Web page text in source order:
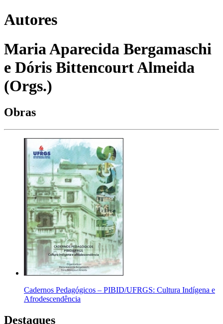
Autores
Maria Aparecida Bergamaschi
e Dóris Bittencourt Almeida
(Orgs.)
Obras
Cadernos Pedagógicos – PIBID/UFRGS: Cultura Indígena e
Afrodescendência
Destaques